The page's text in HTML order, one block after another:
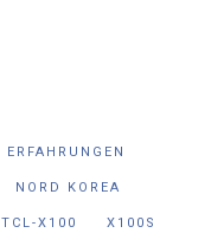
ERFAHRUNGEN
NORD KOREA
TCL-X100 X100S